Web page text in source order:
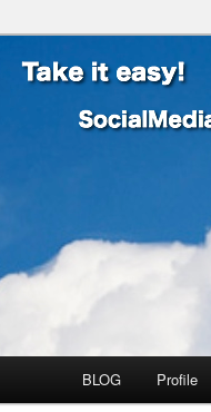
Take it
メインコンテ
サブコンテン
BLOG Profile